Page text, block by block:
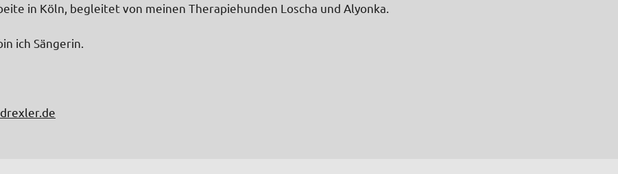
in Köln, begleitet von meinen Therapiehunden Loscha und Alyonka.
ich Sängerin.